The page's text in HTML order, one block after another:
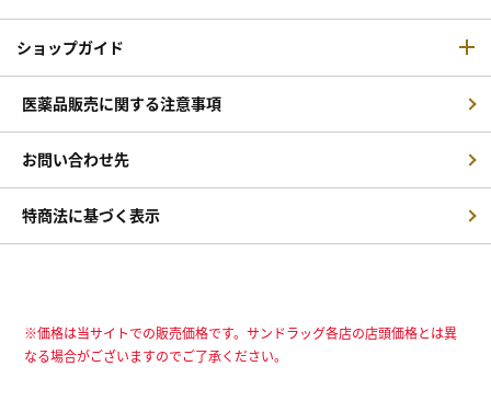
ショップガイド
医薬品販売に関する注意事項
お問い合わせ先
特商法に基づく表示
※価格は当サイトでの販売価格です。サンドラッグ各店の店頭価格とは異
なる場合がございますのでご了承ください。